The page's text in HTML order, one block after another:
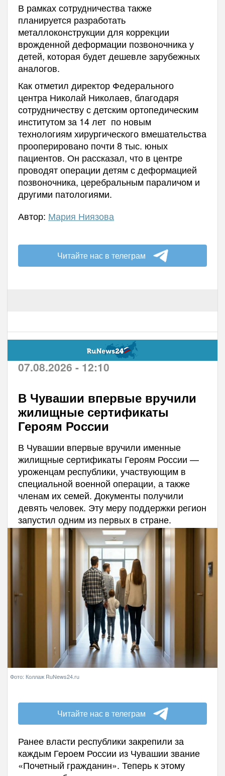
В рамках сотрудничества также
планируется разработать
металлоконструкции для коррекции
врожденной деформации позвоночника у
детей, которая будет дешевле зарубежных
аналогов.
Как отметил директор Федерального
центра Николай Николаев, благодаря
сотрудничеству с детским ортопедическим
институтом за 14 лет по новым
технологиям хирургического вмешательства
прооперировано почти 8 тыс. юных
пациентов. Он рассказал, что в центре
проводят операции детям с деформацией
позвоночника, церебральным параличом и
другими патологиями.
Автор: Мария Ниязова
Читайте нас в телеграм
07.08.2026 - 12:10
В Чувашии впервые вручили
жилищные сертификаты
Героям России
В Чувашии впервые вручили именные
жилищные сертификаты Героям России —
уроженцам республики, участвующим в
специальной военной операции, а также
членам их семей. Документы получили
девять человек. Эту меру поддержки регион
запустил одним из первых в стране.
Фото: Коллаж RuNews24.ru
Читайте нас в телеграм
Ранее власти республики закрепили за
каждым Героем России из Чувашии звание
«Почетный гражданин». Теперь к этому